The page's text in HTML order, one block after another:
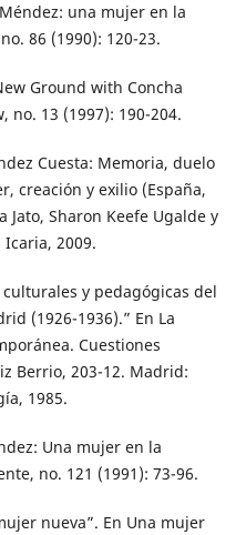
una mujer en la
86 (1990): 120-23.
Ground with Concha
no. 13 (1997): 190-204.
Cuesta: Memoria, duelo
creación y exilio (España,
Jato, Sharon Keefe Ugalde y
Icaria, 2009.
culturales y pedagógicas del
(1926-1936).” En La
Cuestiones
Berrio, 203-12. Madrid:
1985.
Una mujer en la
no. 121 (1991): 73-96.
nueva”. En Una mujer